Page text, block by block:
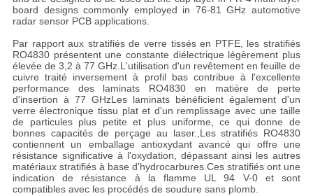
board designs commonly employed in 76-81 GHz automotive
radar sensor PCB applications.
Par rapport aux stratifiés de verre tissés en PTFE, les stratifiés
RO4830 présentent une constante diélectrique légèrement plus
élevée de 3,2 à 77 GHz.L'utilisation d'un revêtement en feuille de
cuivre traité inversement à profil bas contribue à l'excellente
performance des laminats RO4830 en matière de perte
d'insertion à 77 GHzLes laminats bénéficient également d'un
verre électronique tissu plat et d'un remplissage avec une taille
de particules plus petite et plus uniforme, ce qui donne de
bonnes capacités de perçage au laser.,Les stratifiés RO4830
contiennent un emballage antioxydant avancé qui offre une
résistance significative à l'oxydation, dépassant ainsi les autres
matériaux stratifiés à base d'hydrocarbures.Ces stratifiés ont une
indication de résistance à la flamme UL 94 V-0 et sont
compatibles avec les procédés de soudure sans plomb.